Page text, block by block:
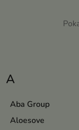
A
Aba Group
Aloesove